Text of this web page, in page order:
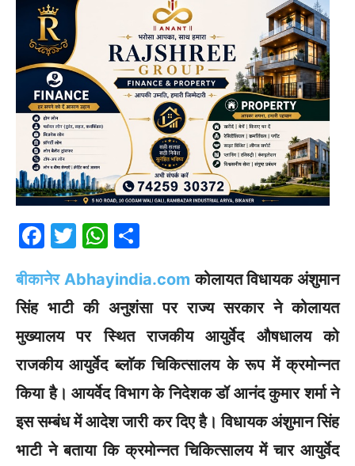
F
c
e
b
o
o
k
T
itt
er
W
at
s
A
p
p
ar
e
बीकानेर Abhayindia.com कोलायत विधायक अंशुमान
सिंह भाटी की अनुशंसा पर राज्य सरकार ने कोलायत
मुख्यालय पर स्थित राजकीय आयुर्वेद औषधालय को
राजकीय आयुर्वेद ब्लाॅक चिकित्सालय के रूप में क्रमोन्नत
किया है। आयर्वेद विभाग के निदेशक डॉ आनंद कुमार शर्मा ने
इस सम्बंध में आदेश जारी कर दिए है। विधायक अंशुमान सिंह
भाटी ने बताया कि क्रमोन्नत चिकित्सालय में चार आयुर्वेद